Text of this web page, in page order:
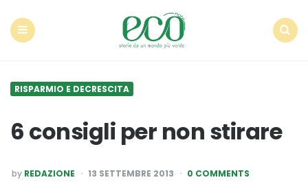
RISPARMIO E DECRESCITA
6 consigli per non stirare
POSTED
BY
by REDAZIONE 13 SETTEMBRE 2013 0 COMMENTS